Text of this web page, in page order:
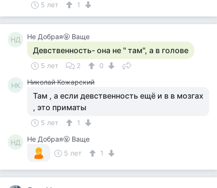
5 лет 1
НД Не Добрая🤬 Ваще
Девственность- она не " там", а в голове
5 лет 2 0
НК Николай Кожарский
Там , а если девственность ещё и в в мозгах
, это приматы
5 лет 1
НД
Не Добрая🤬 Ваще
5 лет
1